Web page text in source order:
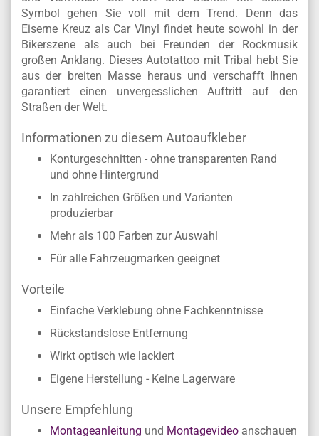
Symbol gehen Sie voll mit dem Trend. Denn das
Eiserne Kreuz als Car Vinyl findet heute sowohl in der
Bikerszene als auch bei Freunden der Rockmusik
großen Anklang. Dieses Autotattoo mit Tribal hebt Sie
aus der breiten Masse heraus und verschafft Ihnen
garantiert einen unvergesslichen Auftritt auf den
Straßen der Welt.
Informationen zu diesem Autoaufkleber
Konturgeschnitten - ohne transparenten Rand
und ohne Hintergrund
In zahlreichen Größen und Varianten
produzierbar
Mehr als 100 Farben zur Auswahl
Für alle Fahrzeugmarken geeignet
Vorteile
Einfache Verklebung ohne Fachkenntnisse
Rückstandslose Entfernung
Wirkt optisch wie lackiert
Eigene Herstellung - Keine Lagerware
Unsere Empfehlung
Montageanleitung und Montagevideo anschauen